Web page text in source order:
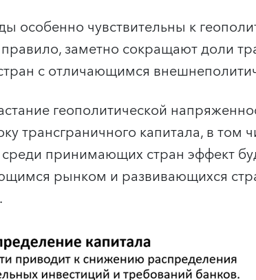
особенно чувствительны к
заметно сокращают доли
с отличающимся
геополитической
трансграничного капитала, в том
принимающих стран эффект
рынком и развивающихся